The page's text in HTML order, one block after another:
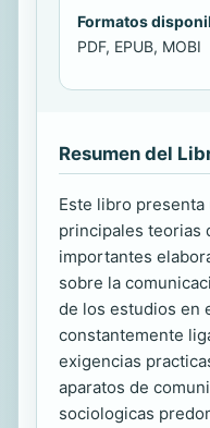
Formatos
PDF, EPUB, MOBI
Resumen del
Este libro
principales teorias
importantes
sobre la
de los estudios en
constantemente
exigencias
aparatos de
sociologicas